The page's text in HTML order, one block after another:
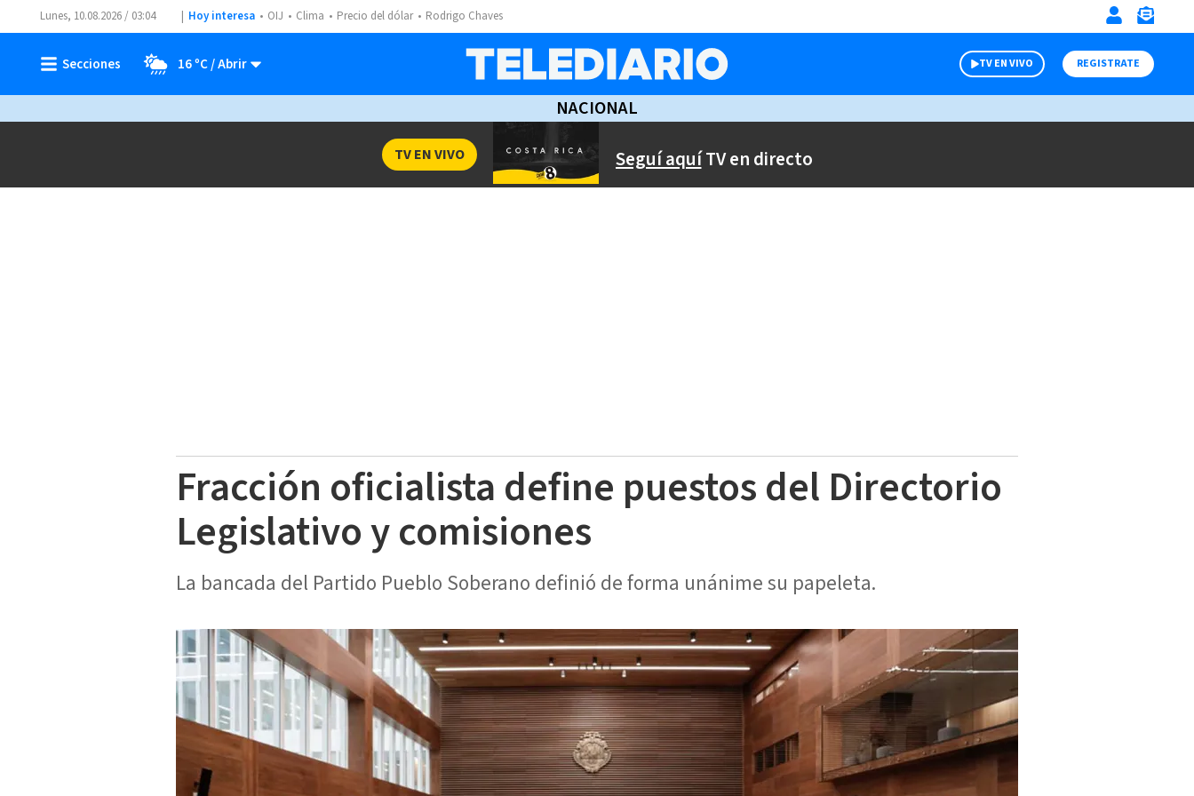
Lunes, 10.08.2026 / 03:04 Hoy interesa OIJ Clima Precio del dólar Rodrigo Chaves
16 ºC TV EN VIVO REGISTRATE
NACIONAL
Seguí aquíTV en directo
TV EN VIVO
Fracción oficialista define puestos del Directorio
Legislativo y comisiones
La bancada del Partido Pueblo Soberano definió de forma unánime su papeleta.